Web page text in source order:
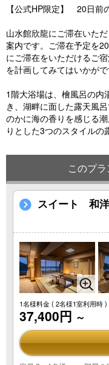
【公式HP限定】 20日前
山水館欣龍にご滞在いた
案内です。ご滞在予定を
にご滞在をいただけるご
を計画してみてはいかがで
1階大浴場は、檜風呂の内
き、湖畔に面した露天風
のかに海の香りを感じる
りとした3つのスタイルの
このプ
スイート 和
1名様料金( 2名様1室利用時 )
37,400円 ～